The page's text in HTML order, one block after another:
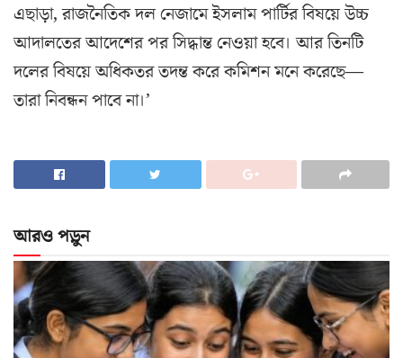
এছাড়া, রাজনৈতিক দল নেজামে ইসলাম পার্টির বিষয়ে উচ্চ
আদালতের আদেশের পর সিদ্ধান্ত নেওয়া হবে। আর তিনটি
দলের বিষয়ে অধিকতর তদন্ত করে কমিশন মনে করেছে—
তারা নিবন্ধন পাবে না।’
আরও পড়ুন